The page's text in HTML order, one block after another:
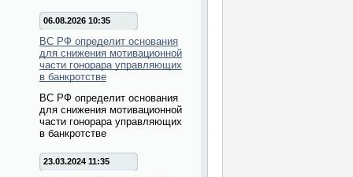
06.08.2026 10:35
ВС РФ определит основания
для снижения мотивационной
части гонорара управляющих
в банкротстве
ВС РФ определит основания
для снижения мотивационной
части гонорара управляющих
в банкротстве
23.03.2024 11:35